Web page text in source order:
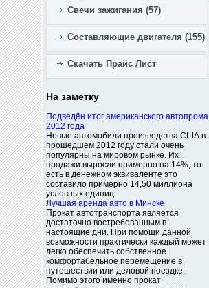
Свечи зажигания (57)
Составляющие двигателя (155)
Скачать Прайс Лист
На заметку
Подведён итог американского автопрома
2012 года
Новые автомобили производства США в
прошедшем 2012 году стали очень
популярны на мировом рынке. Их
продажи выросли примерно на 14%, то
есть в денежном эквиваленте это
составило примерно 14,50 миллиона
условных единиц.
Лучшая аренда авто в Минске
Прокат автотранспорта является
достаточно востребованным в
настоящие дни. При помощи данной
возможности практически каждый может
легко обеспечить собственное
комфортабельное перемещение в
путешествии или деловой поездке.
Помимо этого именно прокат